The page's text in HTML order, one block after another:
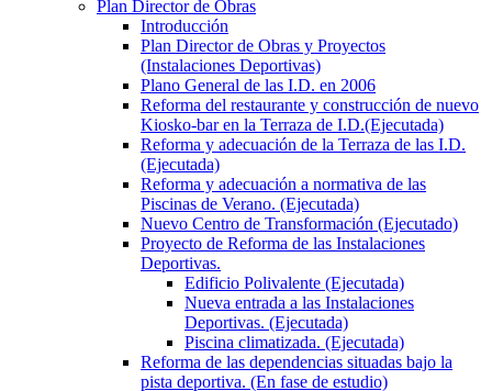
Plan Director de Obras
Introducción
Plan Director de Obras y Proyectos
(Instalaciones Deportivas)
Plano General de las I.D. en 2006
Reforma del restaurante y construcción de nuevo
Kiosko-bar en la Terraza de I.D.(Ejecutada)
Reforma y adecuación de la Terraza de las I.D.
(Ejecutada)
Reforma y adecuación a normativa de las
Piscinas de Verano. (Ejecutada)
Nuevo Centro de Transformación (Ejecutado)
Proyecto de Reforma de las Instalaciones
Deportivas.
Edificio Polivalente (Ejecutada)
Nueva entrada a las Instalaciones
Deportivas. (Ejecutada)
Piscina climatizada. (Ejecutada)
Reforma de las dependencias situadas bajo la
pista deportiva. (En fase de estudio)